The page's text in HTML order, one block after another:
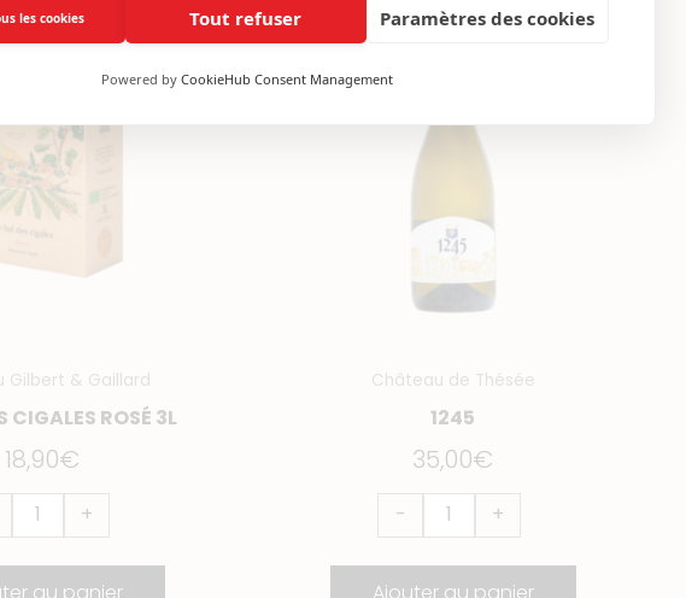
les cookies Tout refuser Paramètres des cookies
Powered by CookieHub Consent Management
Gilbert & Gaillard
CIGALES ROSÉ 3L
18,90€
+
Château de Thésée
1245
35,00€
-
de
+